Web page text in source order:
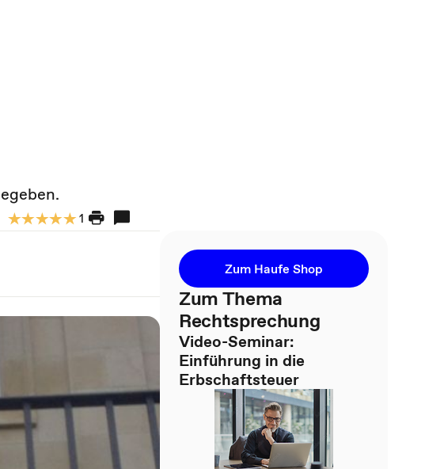
1
Zum Haufe Shop
Zum Thema
Rechtsprechung
Video-Seminar:
Einführung in die
Erbschaftsteuer